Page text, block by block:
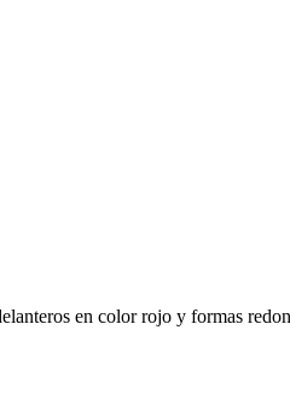
en color rojo y formas